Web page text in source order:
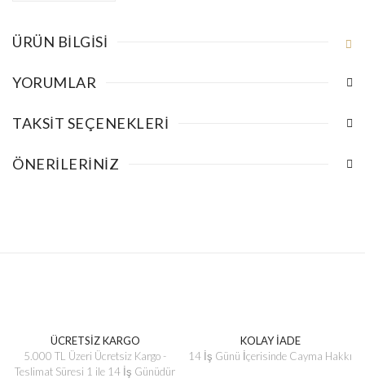
ÜRÜN BILGISI
YORUMLAR
TAKSIT SEÇENEKLERI
ÖNERILERINIZ
ÜCRETSİZ KARGO
5.000 TL Üzeri Ücretsiz Kargo -
Teslimat Süresi 1 ile 14 İş Günüdür
KOLAY İADE
14 İş Günü İçerisinde Cayma Hakkı